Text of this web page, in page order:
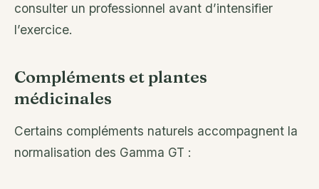
consulter un professionnel avant d’intensifier
l’exercice.
Compléments et plantes
médicinales
Certains compléments naturels accompagnent la
normalisation des Gamma GT :